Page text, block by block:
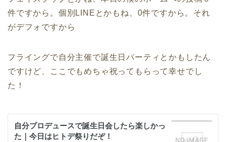
件ですから。個別LINEとかもね、0件ですから。それ
がデフォですから
フライングで自分主催で誕生日パーティとかもしたん
ですけど、ここでもめちゃ祝ってもらって幸せでし
た！